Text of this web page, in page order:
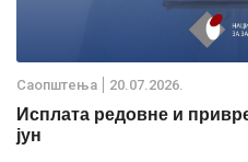
Саопштења 20.07.2026.
Исплата редовне и
јун